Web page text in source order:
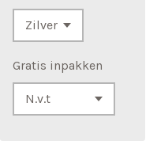
Gratis inpakken